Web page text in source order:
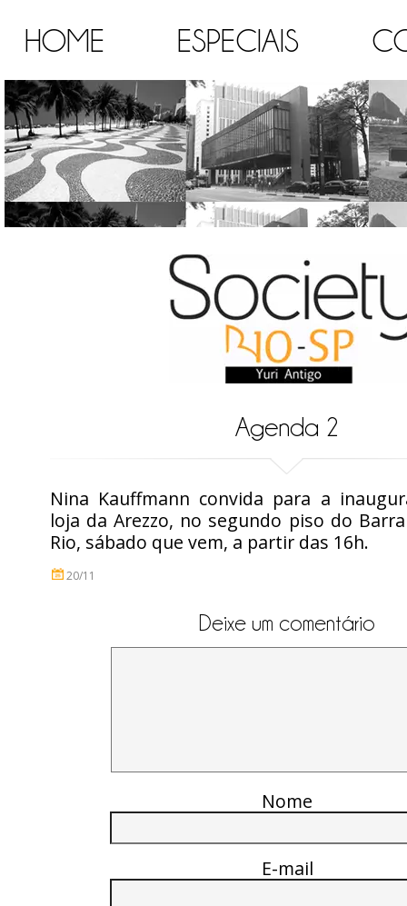
HOME ESPECIAIS
Agenda 2
Nina Kauffmann convida para a
loja da Arezzo, no segundo piso do
Rio, sábado que vem, a partir das 16h.
20/11
Deixe um comentário
Nome
E-mail